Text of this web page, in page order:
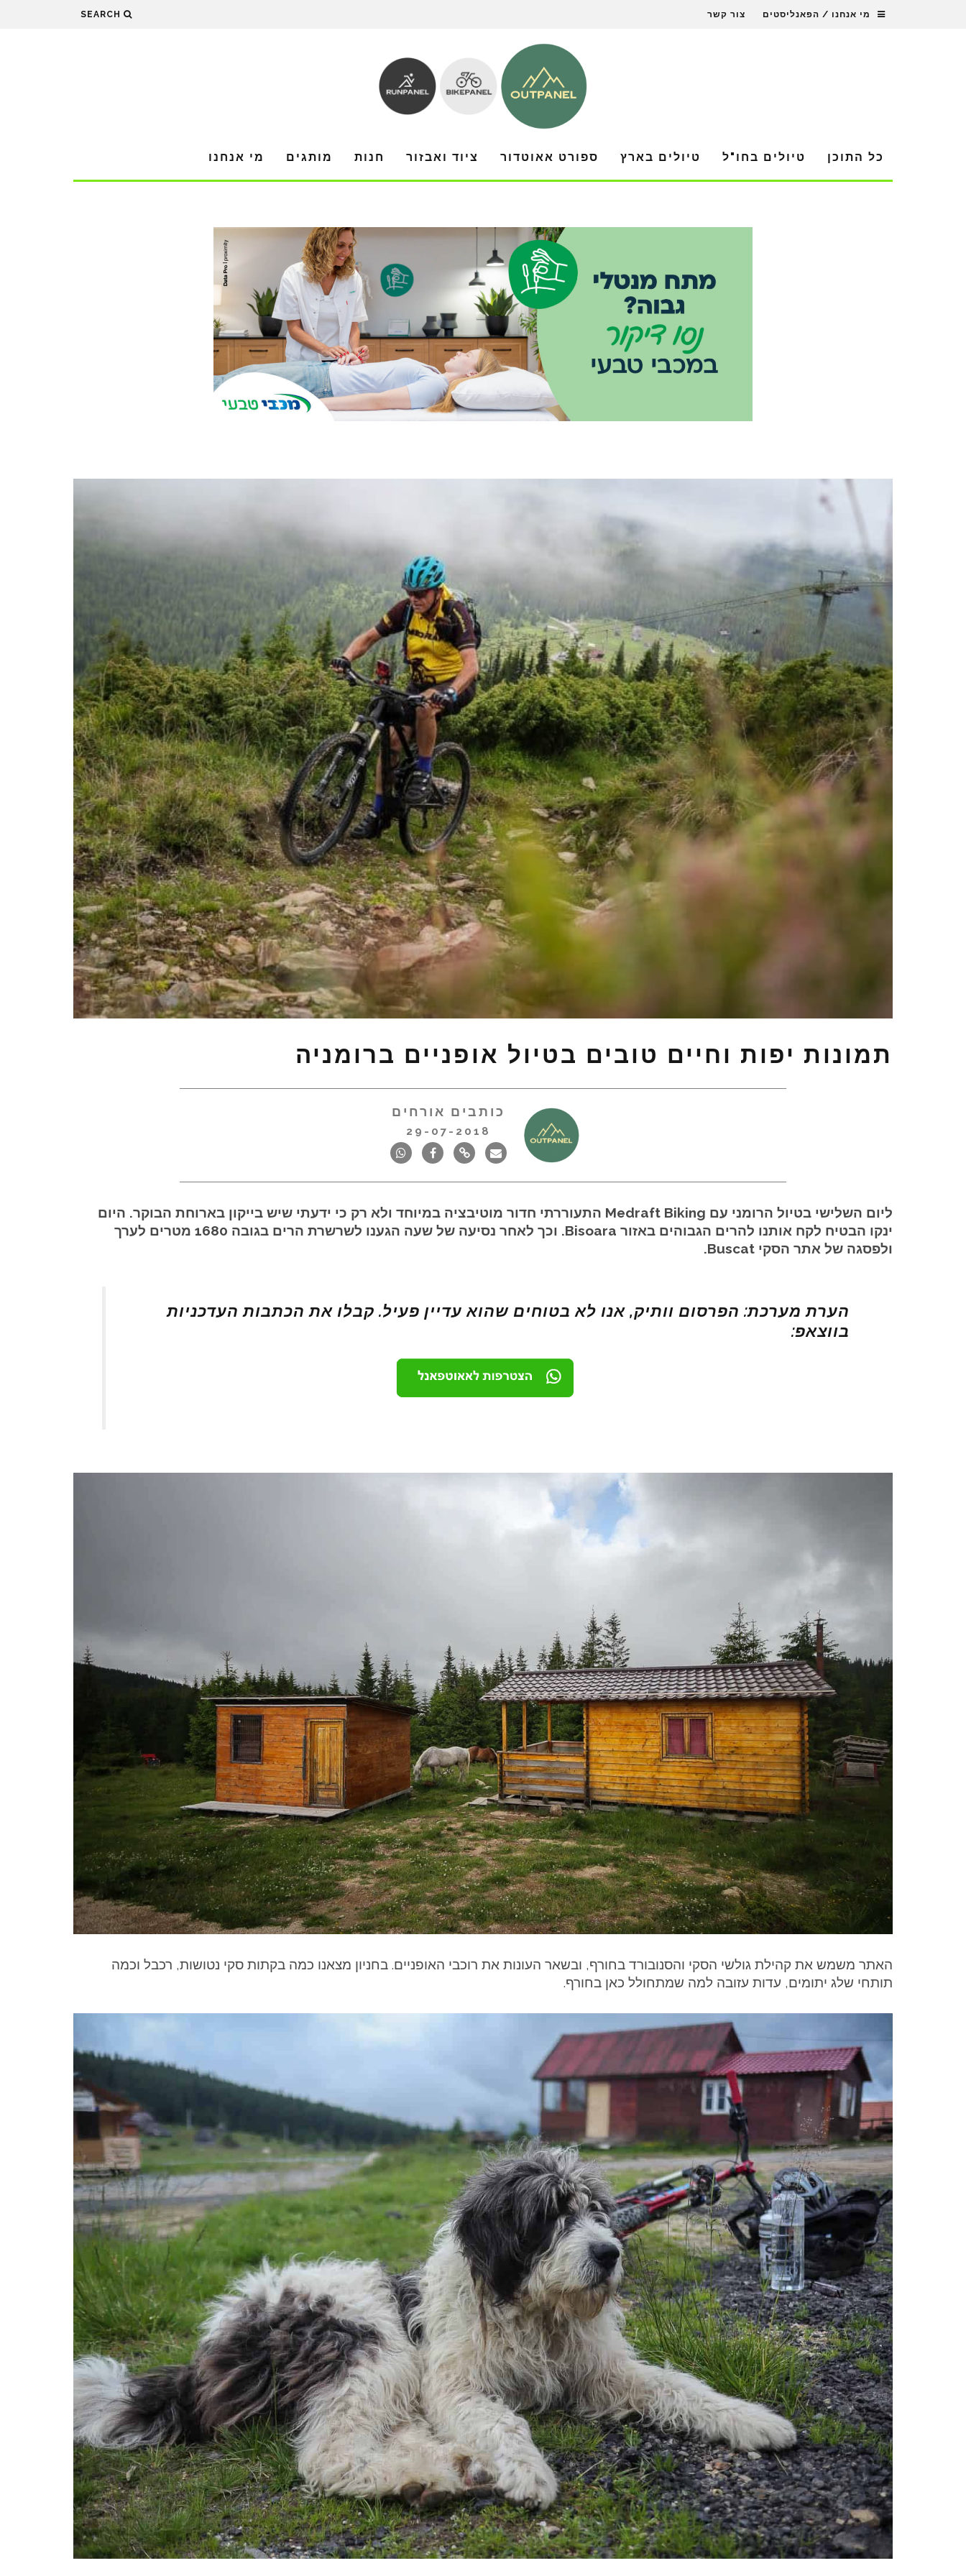
מי אנחנו / הפאנליסטים צור קשר SEARCH
כל התוכן טיולים בחו"ל טיולים בארץ ספורט אאוטדור ציוד ואבזור חנות מותגים מי אנחנו
תמונות יפות וחיים טובים בטיול אופניים ברומניה
כותבים אורחים
29-07-2018
ליום השלישי בטיול הרומני עם Medraft Biking התעוררתי חדור מוטיבציה במיוחד ולא רק כי ידעתי שיש בייקון בארוחת הבוקר. היום
ינקו הבטיח לקח אותנו להרים הגבוהים באזור Bisoara. וכך לאחר נסיעה של שעה הגענו לשרשרת הרים בגובה 1680 מטרים לערך
ולפסגה של אתר הסקי Buscat.
הערת מערכת: הפרסום וותיק, אנו לא בטוחים שהוא עדיין פעיל. קבלו את הכתבות העדכניות
בווצאפ:
האתר משמש את קהילת גולשי הסקי והסנובורד בחורף, ובשאר העונות את רוכבי האופניים. בחניון מצאנו כמה בקתות סקי נטושות, רכבל וכמה
תותחי שלג יתומים, עדות עזובה למה שמתחולל כאן בחורף.